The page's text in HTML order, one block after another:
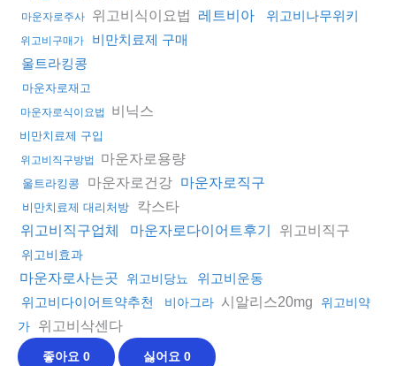
마운자로주사 위고비식이요법 레트비아 위고비나무위키
위고비구매가
비만치료제 구매
울트라킹콩
마운자로재고
마운자로식이요법 비닉스
비만치료제 구입
위고비직구방법 마운자로용량
울트라킹콩 마운자로건강 마운자로직구
비만치료제 대리처방 칵스타
위고비직구업체 마운자로다이어트후기 위고비직구
위고비효과
마운자로사는곳 위고비당뇨
위고비운동
위고비다이어트약추천
비아그라 시알리스20mg
위고비약
가
위고비삭센다
좋아요 0 싫어요 0